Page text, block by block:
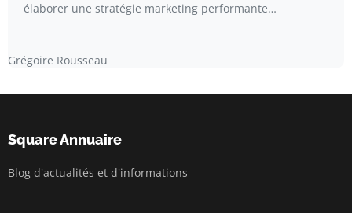
élaborer une stratégie marketing performante…
Grégoire Rousseau
Square Annuaire
Blog d'actualités et d'informations